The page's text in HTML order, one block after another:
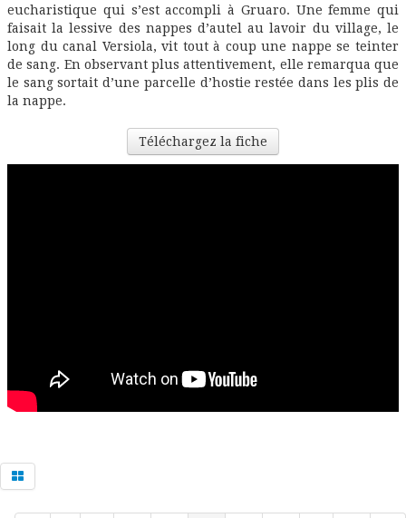
eucharistique qui s’est accompli à Gruaro. Une femme qui
faisait la lessive des nappes d’autel au lavoir du village, le
long du canal Versiola, vit tout à coup une nappe se teinter
de sang. En observant plus attentivement, elle remarqua que
le sang sortait d’une parcelle d’hostie restée dans les plis de
la nappe.
Téléchargez la fiche